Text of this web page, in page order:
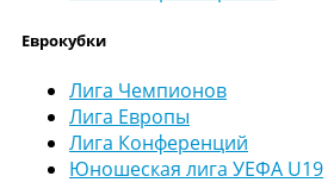
Еврокубки
Лига Чемпионов
Лига Европы
Лига Конференций
Юношеская лига УЕФА U19